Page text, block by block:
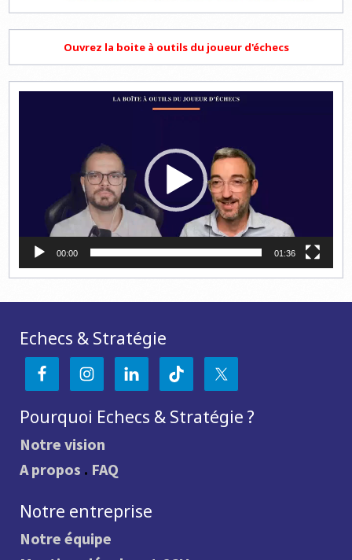
Ouvrez la boite à outils du joueur d'échecs
00:00 01:36
Echecs & Stratégie
Pourquoi Echecs & Stratégie ?
Notre vision
A propos . FAQ
Notre entreprise
Notre équipe